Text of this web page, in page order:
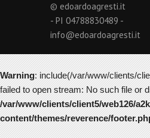
© edoardoagresti.it
- PI 04788830489 -
info@edoardoagresti.it
Warning: include(/var/www/clients/
failed to open stream: No such file or
/var/www/clients/client5/web126/
content/themes/reverence/